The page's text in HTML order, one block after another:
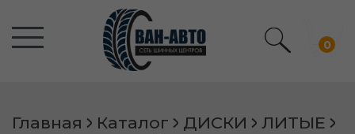
0
Главная Каталог ДИСКИ
ЛИТЫЕ